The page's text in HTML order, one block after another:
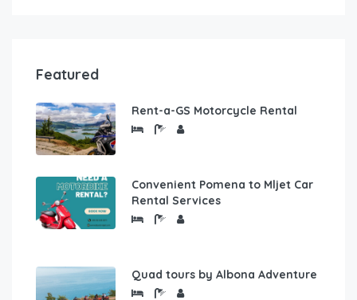
Featured
Rent-a-GS Motorcycle Rental
Convenient Pomena to Mljet Car
Rental Services
Quad tours by Albona Adventure